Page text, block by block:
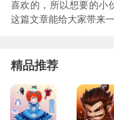
喜欢的，所以想要的小
这篇文章能给大家带来一
精品推荐